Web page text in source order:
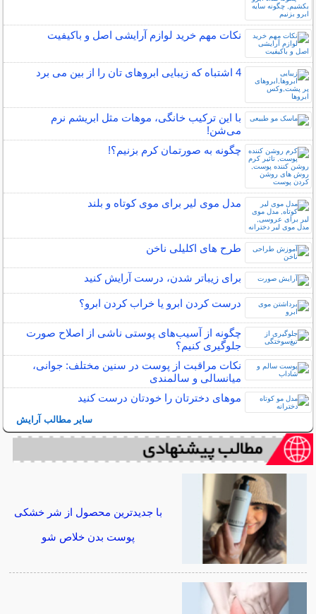
نکات مهم خرید لوازم آرایشی اصل و باکیفیت
4 اشتباه که زیبایی ابروهای تان را از بین می برد
با این ترکیب خانگی، موهات مثل ابریشم نرم
می‌شن!
چگونه به صورتمان کرم بزنیم؟!
مدل موی لیر برای موی کوتاه و بلند
طرح های اکلیلی ناخن
برای زیباتر شدن، درست آرایش کنید
درست کردن ابرو یا خراب کردن ابرو؟
چگونه از آسیب‌های پوستی ناشی از اصلاح صورت
جلوگیری کنیم؟
نکات مراقبت از پوست در سنین مختلف: جوانی،
میانسالی و سالمندی
موهای دخترتان را خودتان درست کنید
سایر مطالب آرایش
با جدیدترین محصول از شر خشکی
پوست بدن خلاص شو